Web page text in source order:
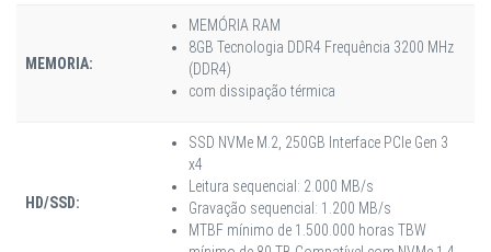
MEMORIA:
MEMÓRIA RAM
8GB Tecnologia DDR4 Frequência 3200 MHz
(DDR4)
com dissipação térmica
HD/SSD:
SSD NVMe M.2, 250GB Interface PCIe Gen 3
x4
Leitura sequencial: 2.000 MB/s
Gravação sequencial: 1.200 MB/s
MTBF mínimo de 1.500.000 horas TBW